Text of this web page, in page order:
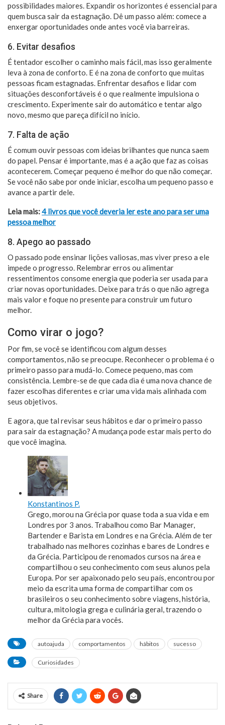
possibilidades maiores. Expandir os horizontes é essencial para
quem busca sair da estagnação. Dê um passo além: comece a
enxergar oportunidades onde antes você via barreiras.
6. Evitar desafios
É tentador escolher o caminho mais fácil, mas isso geralmente
leva à zona de conforto. E é na zona de conforto que muitas
pessoas ficam estagnadas. Enfrentar desafios e lidar com
situações desconfortáveis é o que realmente impulsiona o
crescimento. Experimente sair do automático e tentar algo
novo, mesmo que pareça difícil no início.
7. Falta de ação
É comum ouvir pessoas com ideias brilhantes que nunca saem
do papel. Pensar é importante, mas é a ação que faz as coisas
acontecerem. Começar pequeno é melhor do que não começar.
Se você não sabe por onde iniciar, escolha um pequeno passo e
avance a partir dele.
Leia mais:4 livros que você deveria ler este ano para ser uma
pessoa melhor
8. Apego ao passado
O passado pode ensinar lições valiosas, mas viver preso a ele
impede o progresso. Relembrar erros ou alimentar
ressentimentos consome energia que poderia ser usada para
criar novas oportunidades. Deixe para trás o que não agrega
mais valor e foque no presente para construir um futuro
melhor.
Como virar o jogo?
Por fim, se você se identificou com algum desses
comportamentos, não se preocupe. Reconhecer o problema é o
primeiro passo para mudá-lo. Comece pequeno, mas com
consistência. Lembre-se de que cada dia é uma nova chance de
fazer escolhas diferentes e criar uma vida mais alinhada com
seus objetivos.
E agora, que tal revisar seus hábitos e dar o primeiro passo
para sair da estagnação? A mudança pode estar mais perto do
que você imagina.
Konstantinos P.
Grego, morou na Grécia por quase toda a sua vida e em
Londres por 3 anos. Trabalhou como Bar Manager,
Bartender e Barista em Londres e na Grécia. Além de ter
trabalhado nas melhores cozinhas e bares de Londres e
da Grécia. Participou de renomados cursos na área e
compartilhou o seu conhecimento com seus alunos pela
Europa. Por ser apaixonado pelo seu país, encontrou por
meio da escrita uma forma de compartilhar com os
brasileiros o seu conhecimento sobre viagens, história,
cultura, mitologia grega e culinária geral, trazendo o
melhor da Grécia para vocês.
autoajuda comportamentos hábitos sucesso
Curiosidades
Share